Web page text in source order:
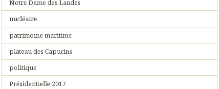
Notre Dame des Landes
nucléaire
patrimoine maritime
plateau des Capucins
politique
Présidentielle 2017